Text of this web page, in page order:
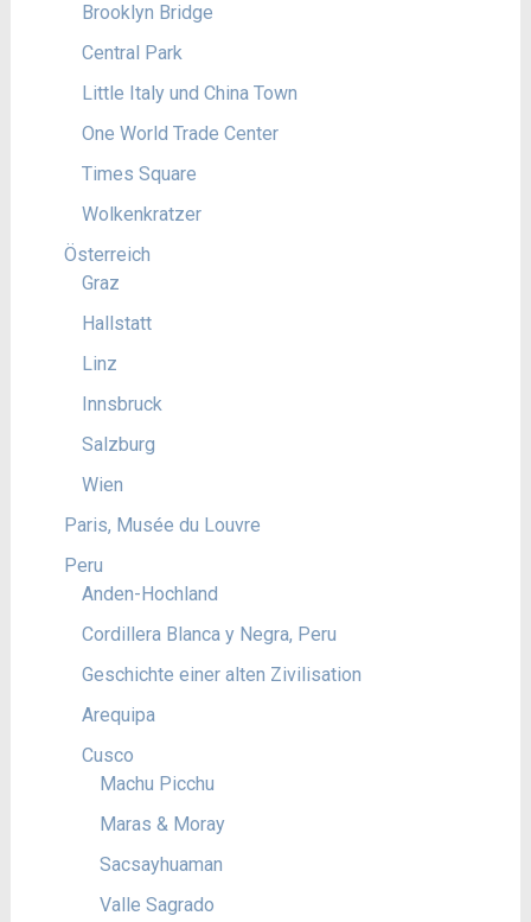
Brooklyn Bridge
Central Park
Little Italy und China Town
One World Trade Center
Times Square
Wolkenkratzer
Österreich
Graz
Hallstatt
Linz
Innsbruck
Salzburg
Wien
Paris, Musée du Louvre
Peru
Anden-Hochland
Cordillera Blanca y Negra, Peru
Geschichte einer alten Zivilisation
Arequipa
Cusco
Machu Picchu
Maras & Moray
Sacsayhuaman
Valle Sagrado